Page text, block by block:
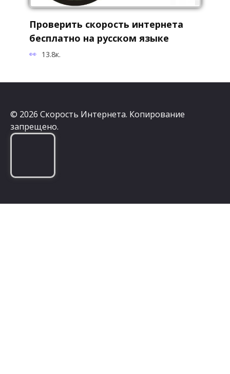
Проверить скорость интернета
бесплатно на русском языке
13.8к.
© 2026 Скорость Интернета. Копирование
запрещено.